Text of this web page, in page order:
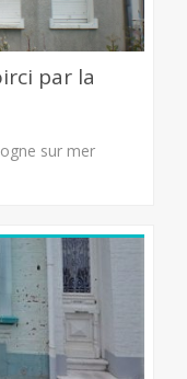
par la
sur mer